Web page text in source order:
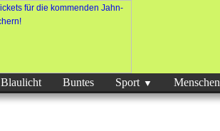
Blaulicht Buntes Sport Menschen